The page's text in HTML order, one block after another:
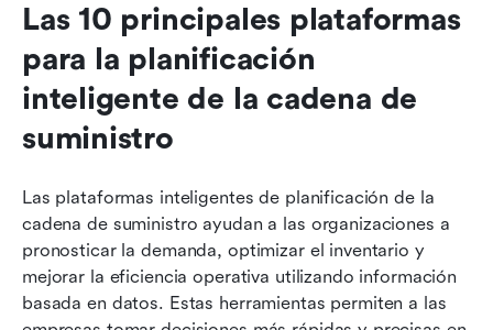
Las 10 principales plataformas
para la planificación
inteligente de la cadena de
suministro
Las plataformas inteligentes de planificación de la
cadena de suministro ayudan a las organizaciones a
pronosticar la demanda, optimizar el inventario y
mejorar la eficiencia operativa utilizando información
basada en datos. Estas herramientas permiten a las